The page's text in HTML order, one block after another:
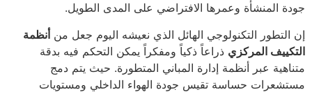
جودة المنشأة وعمرها الافتراضي على المدى الطويل.
إن التطور التكنولوجي الهائل الذي نعيشه اليوم جعل منأنظمة
التكييف المركزي ذراعاً ذكياً ومفكراً يمكن التحكم فيه بدقة
متناهية عبر أنظمة إدارة المباني المتطورة. حيث يتم دمج
مستشعرات حساسة تقيس جودة الهواء الداخلي ومستويات